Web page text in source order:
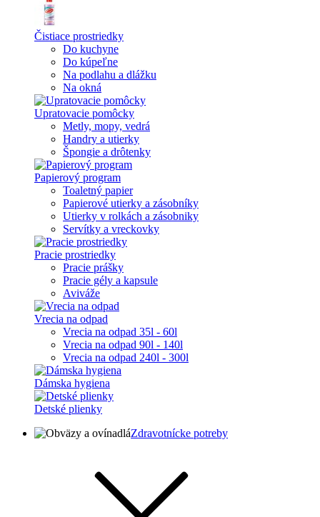
Čistiace prostriedky
Do kuchyne
Do kúpeľne
Na podlahu a dlážku
Na okná
Upratovacie pomôcky
Metly, mopy, vedrá
Handry a utierky
Špongie a drôtenky
Papierový program
Toaletný papier
Papierové utierky a zásobníky
Utierky v rolkách a zásobniky
Servítky a vreckovky
Pracie prostriedky
Pracie prášky
Pracie gély a kapsule
Aviváže
Vrecia na odpad
Vrecia na odpad 35l - 60l
Vrecia na odpad 90l - 140l
Vrecia na odpad 240l - 300l
Dámska hygiena
Detské plienky
Zdravotnícke potreby